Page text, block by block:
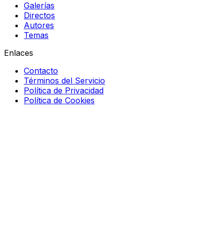
Galerías
Directos
Autores
Temas
Enlaces
Contacto
Términos del Servicio
Política de Privacidad
Política de Cookies